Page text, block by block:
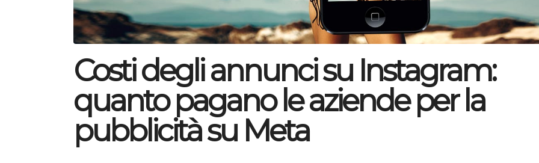
Costi degli annunci su Instagram:
quanto pagano le aziende per la
pubblicità su Meta